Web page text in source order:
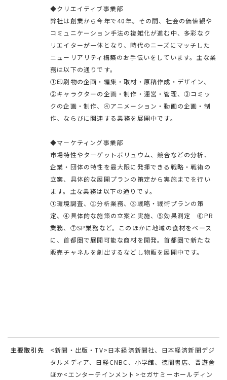
◆クリエイティブ事業部
弊社は創業から今年で40年。その間、社会の価値観や
コミュニケーション手法の複雑化が進む中、多彩なク
リエイターが一体となり、時代のニーズにマッチした
ニューリアリティ構築のお手伝いをしています。主な業
務は以下の通りです。
①印刷物の企画・編集・取材・原稿作成・デザイン、
②キャラクターの企画・制作・運営・管理、③コミッ
クの企画・制作、④アニメーション・動画の企画・制
作、ならびに関連する業務を展開中です。
◆マーケティング事業部
市場特性やターゲットボリュウム、競合などの分析、
企業・団体の特性を最大限に発揮できる戦略・戦術の
立案、具体的な展開プランの策定から実施までを行い
ます。主な業務は以下の通りです。
①環境調査、②分析業務、③戦略・戦術プランの策
定、④具体的な施策の立案と実施、⑤効果測定 ⑥PR
業務、⑦SP業務など。このほかに地域の食材をベース
に、首都圏で展開可能な商材を開発。首都圏で新たな
販売チャネルを創出するなどし物販を展開中です。
主要取引先
<新聞・出版・TV>日本経済新聞社、日本経済新聞デジ
タルメディア、日経CNBC、小学館、徳間書店、晋遊舎
ほか<エンターテインメント>セガサミーホールディン